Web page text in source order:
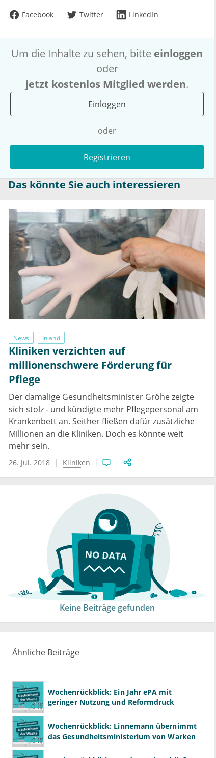
Facebook
Twitter LinkedIn
Um die Inhalte zu sehen, bitte einloggen
oder
jetzt kostenlos Mitglied werden.
Einloggen
oder
Registrieren
Das könnte Sie auch interessieren
News Inland
Kliniken verzichten auf
millionenschwere Förderung für
Pflege
Der damalige Gesundheitsminister Gröhe zeigte
sich stolz - und kündigte mehr Pflegepersonal am
Krankenbett an. Seither fließen dafür zusätzliche
Millionen an die Kliniken. Doch es könnte weit
mehr sein.
26. Jul. 2018 Kliniken
Keine Beiträge gefunden
Ähnliche Beiträge
Wochenrückblick: Ein Jahr ePA mit
geringer Nutzung und Reformdruck
Wochenrückblick: Linnemann übernimmt
das Gesundheitsministerium von Warken